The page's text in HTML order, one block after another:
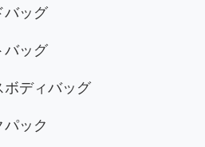
バッグ
バッグ
ボディバッグ
ック